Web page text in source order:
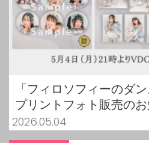
「フィロソフィーのダ
プリントフォト販売の
2026.05.04